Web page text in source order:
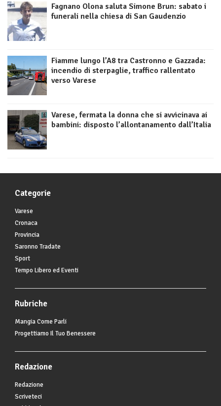
Fagnano Olona saluta Simone Brun: sabato i
funerali nella chiesa di San Gaudenzio
Fiamme lungo l’A8 tra Castronno e Gazzada:
incendio di sterpaglie, traffico rallentato
verso Varese
Varese, fermata la donna che si avvicinava ai
bambini: disposto l’allontanamento dall’Italia
Categorie
Varese
Cronaca
Provincia
Saronno Tradate
Sport
Tempo Libero ed Eventi
Rubriche
Mangia Come Parli
Progettiamo Il Tuo Benessere
Redazione
Redazione
Scriveteci